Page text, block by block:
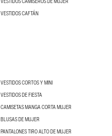
VESTIDOS CAFTÁN
VESTIDOS CORTOS Y MINI
VESTIDOS DE FIESTA
CAMISETAS MANGA CORTA MUJER
BLUSAS DE MUJER
PANTALONES TIRO ALTO DE MUJER